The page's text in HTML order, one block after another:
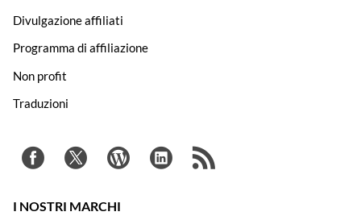
Divulgazione affiliati
Programma di affiliazione
Non profit
Traduzioni
I NOSTRI MARCHI